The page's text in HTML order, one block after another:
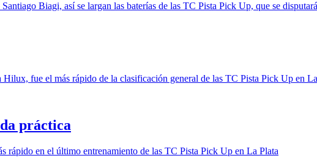
Biagi, así se largan las baterías de las TC Pista Pick Up, que se
fue el más rápido de la clasificación general de las TC Pista Pick Up en
práctica
rápido en el último entrenamiento de las TC Pista Pick Up en La Plata